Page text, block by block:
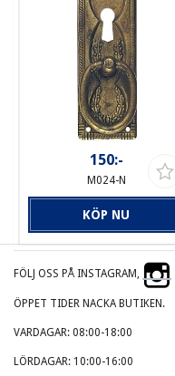
150:-
M024-N
KÖP NU
FÖLJ OSS PÅ INSTAGRAM,
ÖPPET TIDER NACKA BUTIKEN.
VARDAGAR: 08:00-18:00
LÖRDAGAR: 10:00-16:00